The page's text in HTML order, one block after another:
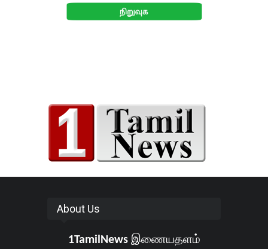
About Us
1TamilNewsஇணையதளம்